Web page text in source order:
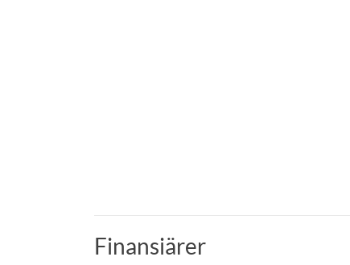
Finansiärer